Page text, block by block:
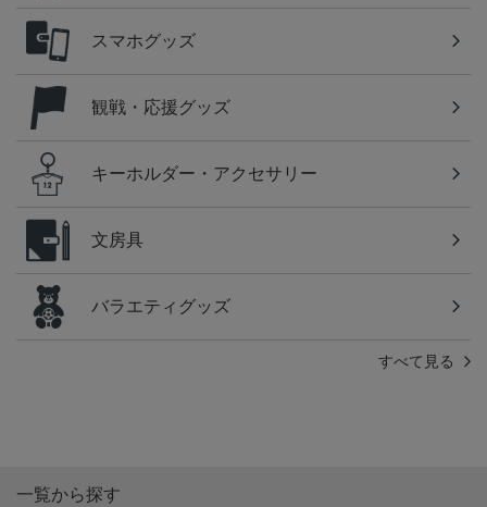
スマホグッズ
観戦・応援グッズ
キーホルダー・アクセサリー
文房具
バラエティグッズ
すべて見る
一覧から探す